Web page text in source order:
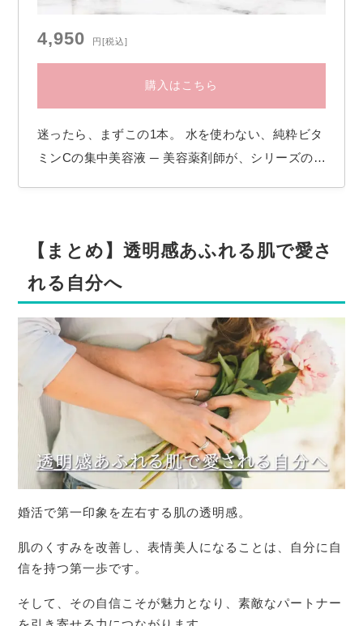
4,950 円[税込]
購入はこちら
迷ったら、まずこの1本。 水を使わない、純粋ビタ
ミンCの集中美容液 ─ 美容薬剤師が、シリーズの入
違い 化粧品のビタミンCには、大きく二つの形が…
【まとめ】透明感あふれる肌で愛さ
れる自分へ
婚活で第一印象を左右する肌の透明感。
肌のくすみを改善し、表情美人になることは、自分に自
信を持つ第一歩です。
そして、その自信こそが魅力となり、素敵なパートナー